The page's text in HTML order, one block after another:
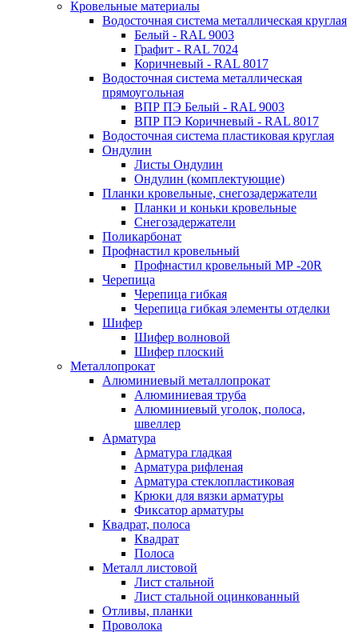
Кровельные материалы
Водосточная система металлическая круглая
Белый - RAL 9003
Графит - RAL 7024
Коричневый - RAL 8017
Водосточная система металлическая
прямоугольная
ВПР ПЭ Белый - RAL 9003
ВПР ПЭ Коричневый - RAL 8017
Водосточная система пластиковая круглая
Ондулин
Листы Ондулин
Ондулин (комплектующие)
Планки кровельные, снегозадержатели
Планки и коньки кровельные
Снегозадержатели
Поликарбонат
Профнастил кровельный
Профнастил кровельный МР -20R
Черепица
Черепица гибкая
Черепица гибкая элементы отделки
Шифер
Шифер волновой
Шифер плоский
Металлопрокат
Алюминиевый металлопрокат
Алюминиевая труба
Алюминиевый уголок, полоса,
швеллер
Арматура
Арматура гладкая
Арматура рифленая
Арматура стеклопластиковая
Крюки для вязки арматуры
Фиксатор арматуры
Квадрат, полоса
Квадрат
Полоса
Металл листовой
Лист стальной
Лист стальной оцинкованный
Отливы, планки
Проволока